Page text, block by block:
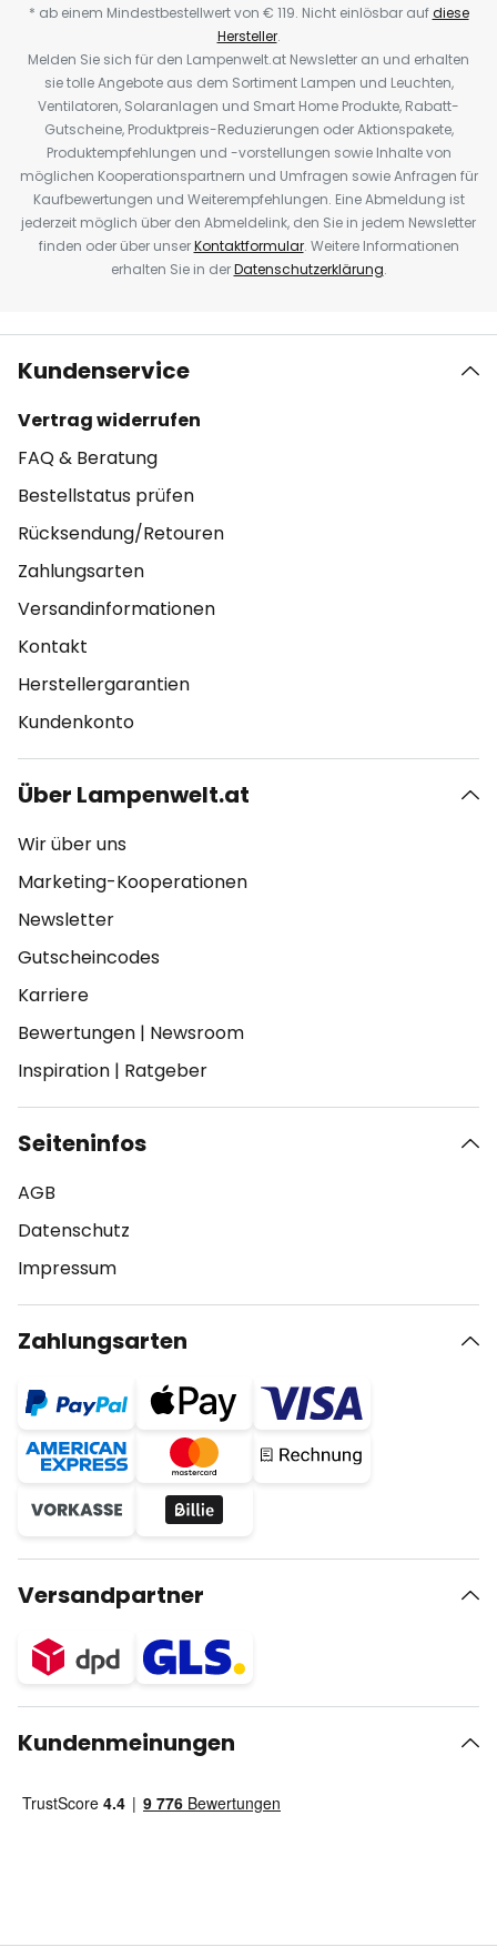
* ab einem Mindestbestellwert von € 119. Nicht einlösbar aufdiese
Hersteller.
Melden Sie sich für den Lampenwelt.at Newsletter an und erhalten
sie tolle Angebote aus dem Sortiment Lampen und Leuchten,
Ventilatoren, Solaranlagen und Smart Home Produkte, Rabatt-
Gutscheine, Produktpreis-Reduzierungen oder Aktionspakete,
Produktempfehlungen und -vorstellungen sowie Inhalte von
möglichen Kooperationspartnern und Umfragen sowie Anfragen für
Kaufbewertungen und Weiterempfehlungen. Eine Abmeldung ist
jederzeit möglich über den Abmeldelink, den Sie in jedem Newsletter
finden oder über unserKontaktformular. Weitere Informationen
erhalten Sie in derDatenschutzerklärung.
Kundenservice
Vertrag widerrufen
FAQ & Beratung
Bestellstatus prüfen
Rücksendung/Retouren
Zahlungsarten
Versandinformationen
Kontakt
Herstellergarantien
Kundenkonto
Über Lampenwelt.at
Wir über uns
Marketing-Kooperationen
Newsletter
Gutscheincodes
Karriere
Bewertungen | Newsroom
Inspiration | Ratgeber
Seiteninfos
AGB
Datenschutz
Impressum
Zahlungsarten
Versandpartner
Kundenmeinungen